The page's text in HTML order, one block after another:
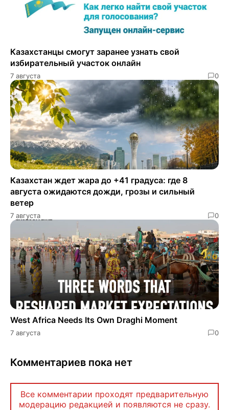
Казахстанцы смогут заранее узнать свой
избирательный участок онлайн
7 августа 0
Казахстан ждет жара до +41 градуса: где 8
августа ожидаются дожди, грозы и сильный
ветер
7 августа 0
West Africa Needs Its Own Draghi Moment
7 августа 0
Комментариев пока нет
Все комментарии проходят предварительную
модерацию редакцией и появляются не сразу.